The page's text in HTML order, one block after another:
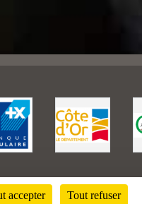
accepter Tout refuser